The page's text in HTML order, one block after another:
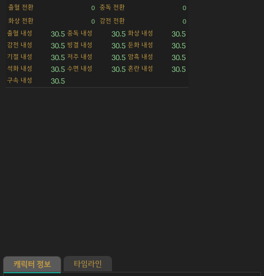
출혈 전환 0 중독 전환 0
화상 전환 0 감전 전환 0
출혈 내성 30.5 중독 내성 30.5 화상 내성 30.5
감전 내성 30.5 빙결 내성 30.5 둔화 내성 30.5
기절 내성 30.5 저주 내성 30.5 암흑 내성 30.5
석화 내성 30.5 수면 내성 30.5 혼란 내성 30.5
구속 내성 30.5
캐릭터 정보 타임라인